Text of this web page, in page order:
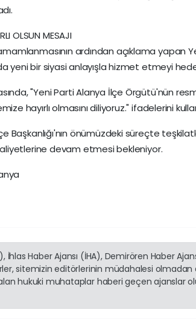
OLSUN MESAJI
ardından açıklama yapan
yeni bir siyasi anlayışla hizmet etmeyi
"Yeni Parti Alanya İlçe Örgütü'nün
hayırlı olmasını diliyoruz." ifadelerini
Başkanlığı'nın önümüzdeki süreçte
devam etmesi bekleniyor.
İhlas Haber Ajansı (İHA), Demirören Haber
sitemizin editörlerinin müdahalesi olmadan
hukuki muhataplar haberi geçen ajanslar